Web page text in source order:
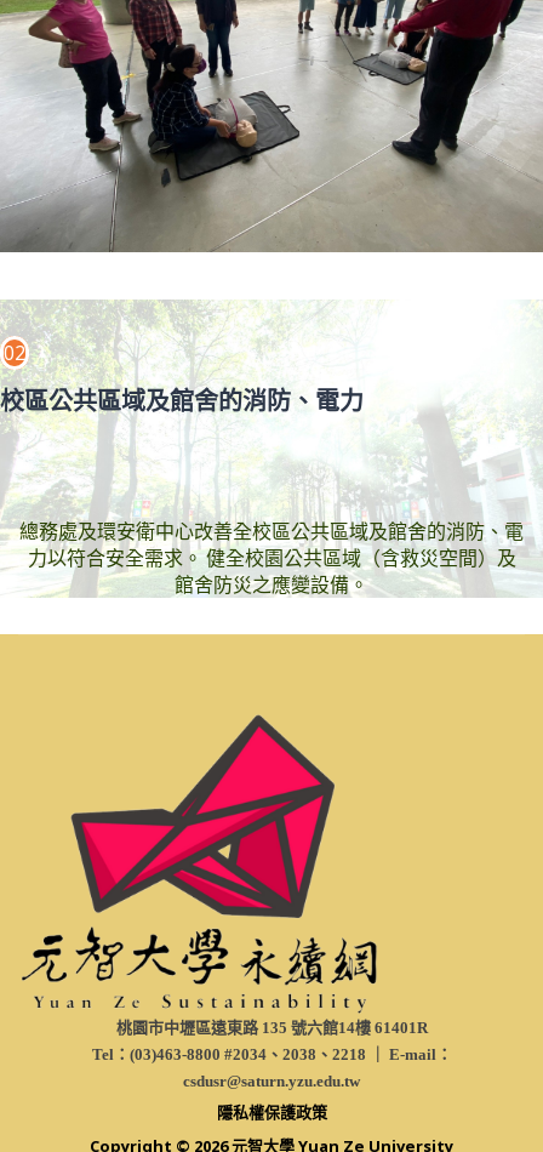
02
校區公共區域及館舍的消防、電力
總務處及環安衛中心改善全校區公共區域及館舍的消防、電
力以符合安全需求。 健全校園公共區域（含救災空間）及
館舍防災之應變設備。
桃園市中壢區遠東路 135 號六館14樓 61401R
Tel：(03)463-8800 #2034、2038、2218 ｜ E-mail：
csdusr@saturn.yzu.edu.tw
隱私權保護政策
Copyright © 2026 元智大學 Yuan Ze University